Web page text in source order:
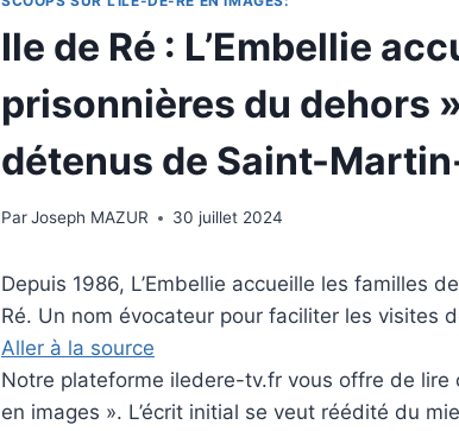
Ile de Ré : L’Embellie
prisonnières du dehors
détenus de Saint-
ParJoseph MAZUR 30 juillet 2024
Depuis 1986, L’Embellie accueille les familles
Ré. Un nom évocateur pour faciliter les visites
Aller à la source
Notre plateforme iledere-tv.fr vous offre de lire
en images ». L’écrit initial se veut réédité du